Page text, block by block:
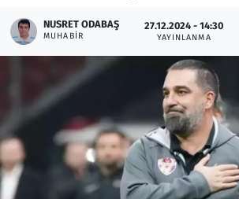
NUSRET ODABAŞ
MUHABIR
27.12.2024 - 14:30
YAYINLANMA
Otomobil
Oyun
Ramazan
Resmi İlanlar
Rüya Tabirleri